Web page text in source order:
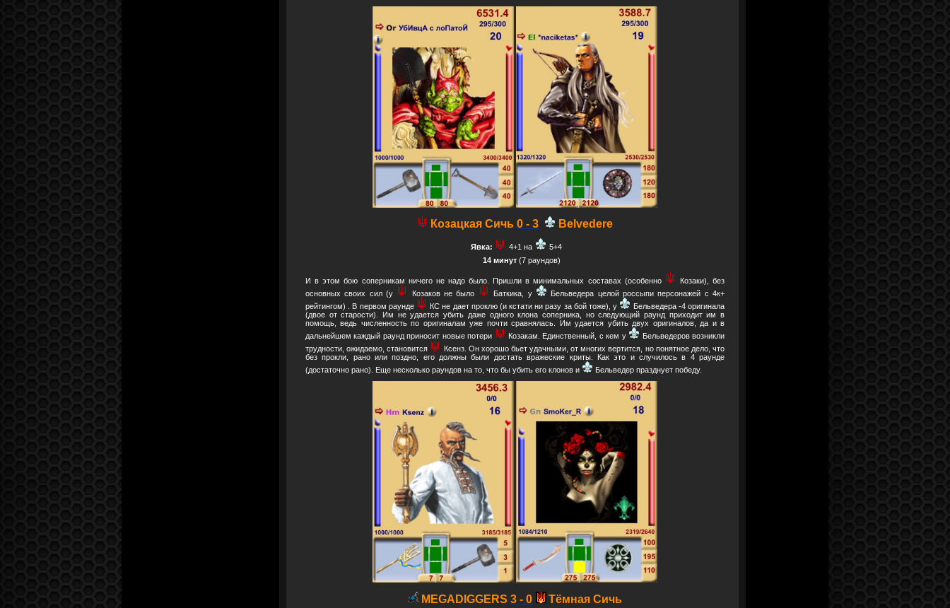
Козацкая Сичь 0 - 3 Belvedere
Явка: 4+1 на
5+4
14 минут(7 раундов)
И в этом бою соперникам ничего не надо было. Пришли в минимальных составах (особенно
Козаки), без
основных своих сил (у
Козаков не было Баткика, у
Бельведера целой россыпи персонажей с 4к+
рейтингом) . В первом раунде
КС не дает проклю (и кстати ни разу за бой тоже), у
Бельведера -4 оригинала
(двое от старости). Им не удается убить даже одного клона соперника, но следующий раунд приходит им в
помощь, ведь численность по оригиналам уже почти сравнялась. Им удается убить двух оригиналов, да и в
дальнейшем каждый раунд приносит новые потери
Козакам. Единственный, с кем у
Бельведеров возникли
трудности, ожидаемо, становится
Ксенз. Он хорошо бьет удачными, от многих вертится, но понятное дело, что
без прокли, рано или поздно, его должны были достать вражеские криты. Как это и случилось в 4 раунде
(достаточно рано). Еще несколько раундов на то, что бы убить его клонов и
Бельведер празднует победу.
MEGADIGGERS 3 - 0 Тёмная Сичь